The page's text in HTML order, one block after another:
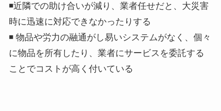
◾近隣での助け合いが減り、業者任せだと、大災害
時に迅速に対応できなかったりする
◾ 物品や労力の融通がし易いシステムがなく、個々
に物品を所有したり、業者にサービスを委託する
ことでコストが高く付いている